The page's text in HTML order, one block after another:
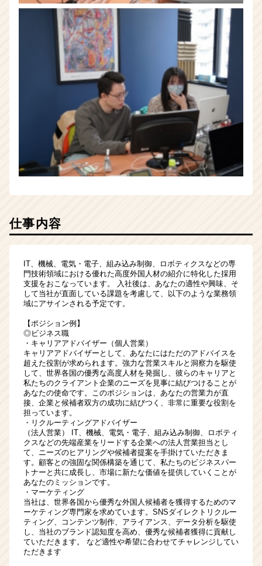
仕事内容
IT、機械、電気・電子、組み込み制御、ロボティクスなどの専
門技術領域における優れた高度外国人材の紹介に特化した採用
支援をおこなっています。 入社後は、あなたの適性や興味、そ
して当社が直面している課題を考慮して、以下のような業務領
域にアサインされる予定です。
【ポジション例】
◎ビジネス職
・キャリアアドバイザー（個人営業）
キャリアアドバイザーとして、あなたにはただのアドバイスを
超えた役割が求められます。強力な営業スキルと洞察力を駆使
して、世界各国の優秀な高度人材を発掘し、彼らのキャリアと
私たちのクライアント企業のニーズを見事に結びつけることが
あなたの使命です。このポジションは、あなたの営業力が直
接、企業と候補者双方の成功に結びつく、非常に重要な役割を
担っています。
・リクルーティングアドバイザー
（法人営業） IT、機械、電気・電子、組み込み制御、ロボティ
クスなどの先端産業をリードする企業への法人営業担当とし
て、ニーズのヒアリングや候補者提案を手掛けていただきま
す。顧客との強固な関係構築を通じて、私たちのビジネスパー
トナーと共に成長し、市場に新たな価値を提供していくことが
あなたのミッションです。
・マーケティング
当社は、世界各国から優秀な外国人候補者を獲得するためのマ
ーケティング専門家を求めています。SNSダイレクトリクルー
ティング、コンテンツ制作、アライアンス、データ分析を駆使
し、当社のブランド認知度を高め、優秀な候補者獲得に貢献し
ていただきます。 など適性や希望に合わせてチャレンジしてい
ただきます